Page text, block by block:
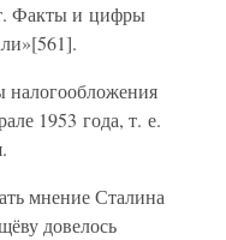
Факты и цифры
1953 года, т. е.
мнение Сталина
довелось